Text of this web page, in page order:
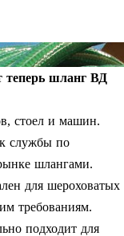
теперь шланг ВД
стоел и машин.
службы по
шлангами.
для шероховатых
требованиям.
подходит для